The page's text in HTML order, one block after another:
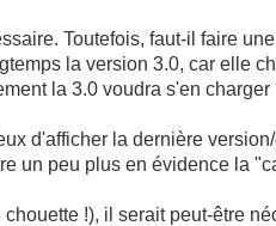
Toutefois, faut-il faire
la version 3.0, car elle
la 3.0 voudra s'en charger
d'afficher la dernière
un peu plus en évidence la
!), il serait peut-être